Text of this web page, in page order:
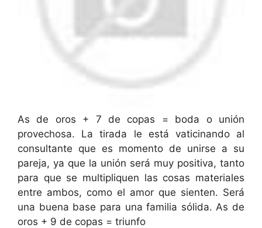
As de oros + 7 de copas = boda o unión
provechosa. La tirada le está vaticinando al
consultante que es momento de unirse a su
pareja, ya que la unión será muy positiva, tanto
para que se multipliquen las cosas materiales
entre ambos, como el amor que sienten. Será
una buena base para una familia sólida. As de
oros + 9 de copas = triunfo